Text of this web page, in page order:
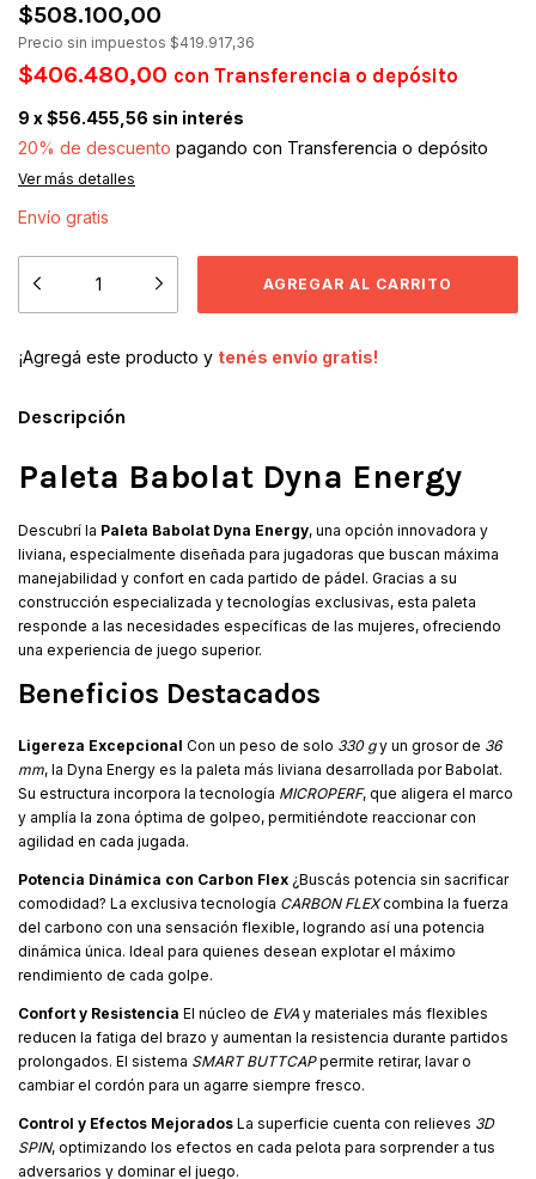
$508.100,00
Precio sin impuestos $419.917,36
$406.480,00 con Transferencia o depósito
9 x$56.455,56 sin interés
20% de descuento pagando con Transferencia o depósito
Ver más detalles
Envío gratis
¡Agregá este producto y tenés envío gratis!
Descripción
Paleta Babolat Dyna Energy
Descubrí la Paleta Babolat Dyna Energy, una opción innovadora y
liviana, especialmente diseñada para jugadoras que buscan máxima
manejabilidad y confort en cada partido de pádel. Gracias a su
construcción especializada y tecnologías exclusivas, esta paleta
responde a las necesidades específicas de las mujeres, ofreciendo
una experiencia de juego superior.
Beneficios Destacados
Ligereza Excepcional Con un peso de solo 330 gy un grosor de 36
mm, la Dyna Energy es la paleta más liviana desarrollada por Babolat.
Su estructura incorpora la tecnología MICROPERF, que aligera el marco
y amplía la zona óptima de golpeo, permitiéndote reaccionar con
agilidad en cada jugada.
Potencia Dinámica con Carbon Flex ¿Buscás potencia sin sacrificar
comodidad? La exclusiva tecnología CARBON FLEXcombina la fuerza
del carbono con una sensación flexible, logrando así una potencia
dinámica única. Ideal para quienes desean explotar el máximo
rendimiento de cada golpe.
Confort y Resistencia El núcleo de EVA y materiales más flexibles
reducen la fatiga del brazo y aumentan la resistencia durante partidos
prolongados. El sistema SMART BUTTCAPpermite retirar, lavar o
cambiar el cordón para un agarre siempre fresco.
Control y Efectos Mejorados La superficie cuenta con relieves 3D
SPIN, optimizando los efectos en cada pelota para sorprender a tus
adversarios y dominar el juego.